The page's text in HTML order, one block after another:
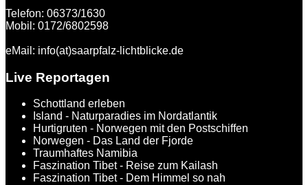
Telefon: 06373/1630
Mobil: 0172/6802598
eMail: info(at)saarpfalz-lichtblicke.de
Live Reportagen
Schottland erleben
Island - Naturparadies im Nordatlantik
Hurtigruten - Norwegen mit den Postschiffen
Norwegen - Das Land der Fjorde
Traumhaftes Namibia
Faszination Tibet - Reise zum Kailash
Faszination Tibet - Dem Himmel so nah